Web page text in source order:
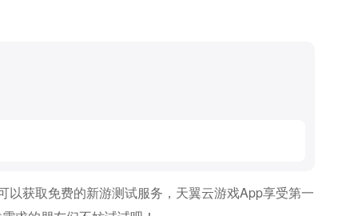
获取免费的新游测试服务，天翼云游戏app享受第一